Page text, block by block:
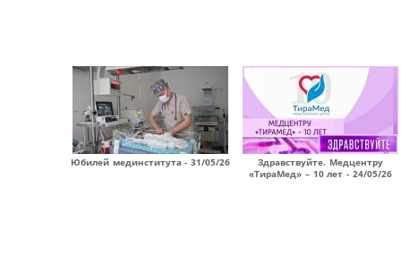
Юбилей мединститута - 31/05/26
Здравствуйте. Медцентру
«ТираМед» – 10 лет - 24/05/26